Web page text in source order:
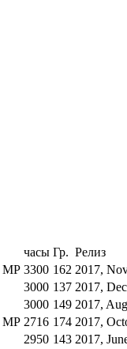
часы Гр. Релиз
MP 3300 162 2017,
3000 137 2017,
3000 149 2017,
MP 2716 174 2017,
2950 143 2017,